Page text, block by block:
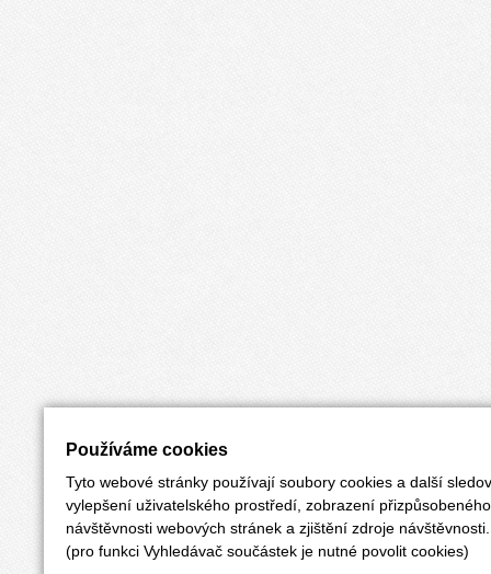
Používáme cookies
Tyto webové stránky používají soubory cookies a další
vylepšení uživatelského prostředí, zobrazení
návštěvnosti webových stránek a zjištění zdroje návštěvnosti.
(pro funkci Vyhledávač součástek je nutné povolit cookies)